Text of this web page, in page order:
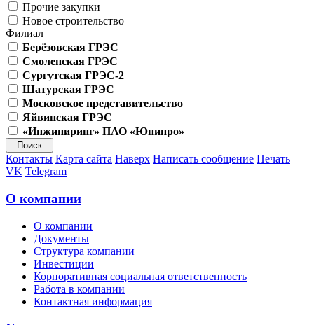
Прочие закупки
Новое строительство
Филиал
Берёзовская ГРЭС
Смоленская ГРЭС
Сургутская ГРЭС-2
Шатурская ГРЭС
Московское представительство
Яйвинская ГРЭС
«Инжиниринг» ПАО «Юнипро»
Контакты Карта сайта Наверх Написать сообщение Печать
VK Telegram
О компании
О компании
Документы
Структура компании
Инвестиции
Корпоративная социальная ответственность
Работа в компании
Контактная информация